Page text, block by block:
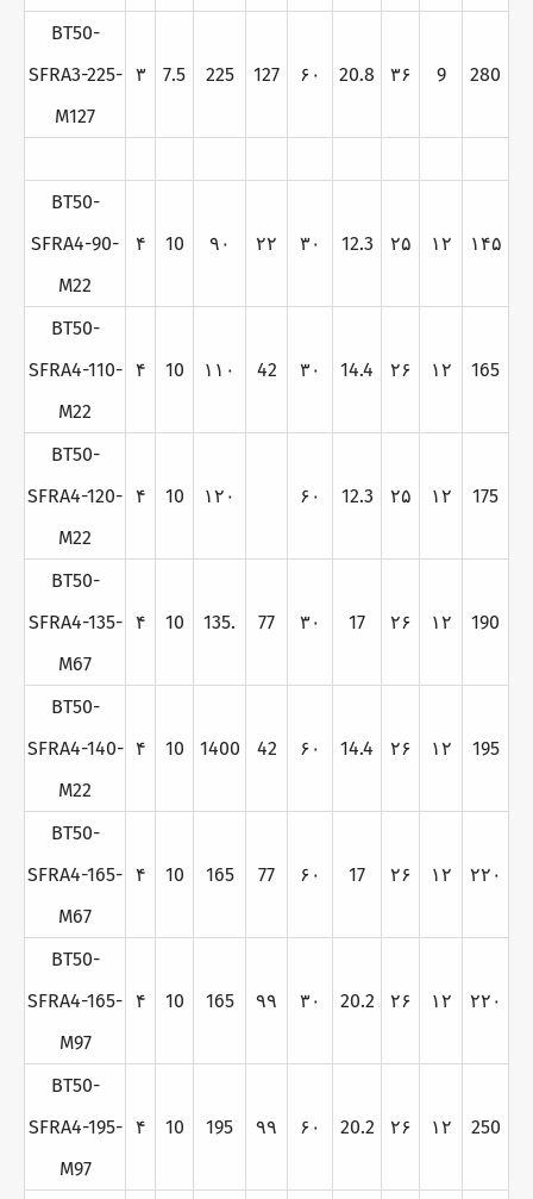
BT50-
SFRA3-225-
M127
۳ 7.5 225 127 ۶۰ 20.8 ۳۶ 9 280
BT50-
SFRA4-90-
M22
۴ 10 ۹۰ ۲۲ ۳۰ 12.3 ۲۵ ۱۲ ۱۴۵
BT50-
SFRA4-110-
M22
۴ 10 ۱۱۰ 42 ۳۰ 14.4 ۲۶ ۱۲ 165
BT50-
SFRA4-120-
M22
۴ 10 ۱۲۰ ۶۰ 12.3 ۲۵ ۱۲ 175
BT50-
SFRA4-135-
M67
۴ 10 135. 77 ۳۰ 17 ۲۶ ۱۲ 190
BT50-
SFRA4-140-
M22
۴ 10 1400 42 ۶۰ 14.4 ۲۶ ۱۲ 195
BT50-
SFRA4-165-
M67
۴ 10 165 77 ۶۰ 17 ۲۶ ۱۲ ۲۲۰
BT50-
SFRA4-165-
M97
۴ 10 165 ۹۹ ۳۰ 20.2 ۲۶ ۱۲ ۲۲۰
BT50-
SFRA4-195-
M97
۴ 10 195 ۹۹ ۶۰ 20.2 ۲۶ ۱۲ 250